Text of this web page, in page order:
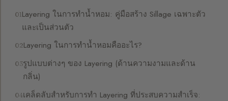
Layering ในการทำน้ำหอม: คู่มือสร้าง Sillage เฉพาะตัว
และเป็นส่วนตัว
Layering ในการทำน้ำหอมคืออะไร?
รูปแบบต่างๆ ของ Layering (ด้านความงามและด้าน
กลิ่น)
เคล็ดลับสำหรับการทำ Layering ที่ประสบความสำเร็จ: